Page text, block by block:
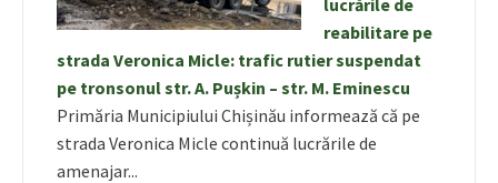
reabilitare pe
strada Veronica Micle: trafic rutier suspendat
pe tronsonul str. A. Pușkin – str. M. Eminescu
Primăria Municipiului Chișinău informează că pe
strada Veronica Micle continuă lucrările de
amenajar...